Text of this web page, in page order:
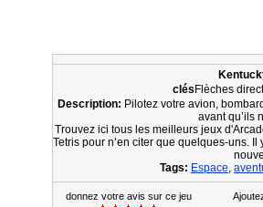
clés Flèches
Description: Pilotez votre avion,
avant qu’ils
Trouvez ici tous les meilleurs jeux
Tetris pour n’en citer que quelques-uns.
Tags: Espace,
donnez votre avis sur ce jeu